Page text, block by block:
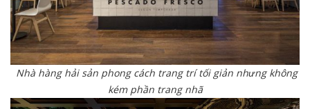
Nhà hàng hải sản phong cách trang trí tối giản nhưng không
kém phần trang nhã